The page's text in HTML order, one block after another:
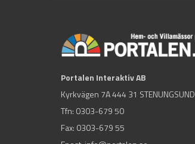
Portalen Interaktiv AB
Kyrkvägen 7A 444 31 STENUNGSUND
Tfn: 0303-679 50
Fax: 0303-679 55